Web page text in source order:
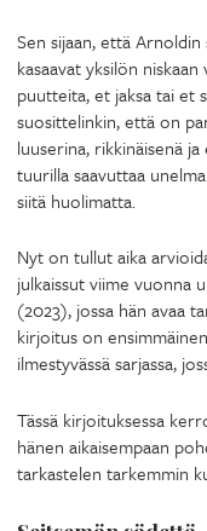
Sen sijaan, että
kasaavat yksilön
puutteita, et jaksa tai et
suosittelinkin, että on
luuserina, rikkinäisenä
tuurilla saavuttaa
siitä huolimatta.
Nyt on tullut aika
julkaissut viime vuonna
(2023), jossa hän avaa
kirjoitus on
ilmestyvässä sarjassa,
Tässä kirjoituksessa
hänen aikaisempaan
tarkastelen tarkemmin